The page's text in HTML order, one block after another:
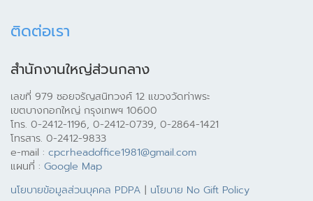
ติดต่อเรา
สำนักงานใหญ่ส่วนกลาง
เลขที่ 979 ซอยจรัญสนิทวงศ์ 12 แขวงวัดท่าพระ
เขตบางกอกใหญ่ กรุงเทพฯ 10600
โทร. 0-2412-1196, 0-2412-0739, 0-2864-1421
โทรสาร. 0-2412-9833
e-mail : cpcrheadoffice1981@gmail.com
แผนที่ : Google Map
นโยบายข้อมูลส่วนบุคคล PDPA | นโยบาย No Gift Policy